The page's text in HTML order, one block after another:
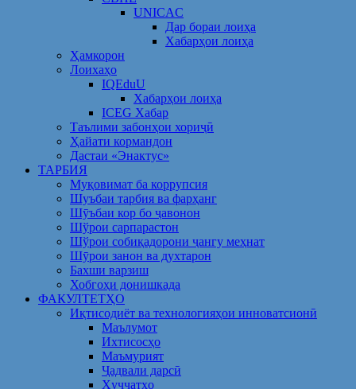
UNICAC
Дар бораи лоиҳа
Хабарҳои лоиҳа
Ҳамкорон
Лоихаҳо
IQEduU
Хабарҳои лоиҳа
ICEG Хабар
Таълими забонҳои хориҷӣ
Ҳайати кормандон
Дастаи «Энактус»
ТАРБИЯ
Муқовимат ба коррупсия
Шуъбаи тарбия ва фарҳанг
Шӯъбаи кор бо ҷавонон
Шўрои сарпарастон
Шўрои собиқадорони ҷангу меҳнат
Шӯрои занон ва духтарон
Бахши варзиш
Хобгоҳи донишкада
ФАКУЛТЕТҲО
Иқтисодиёт ва технологияҳои инноватсионӣ
Маълумот
Ихтисосҳо
Маъмурият
Ҷадвали дарсӣ
Ҳуҷҷатҳо